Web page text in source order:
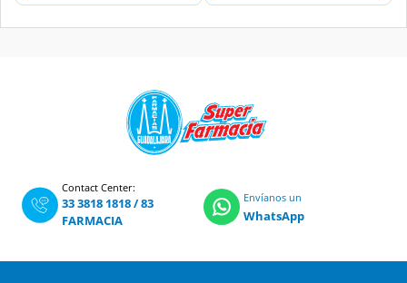
Contact Center:
33 3818 1818/83
FARMACIA
Envíanos un
WhatsApp